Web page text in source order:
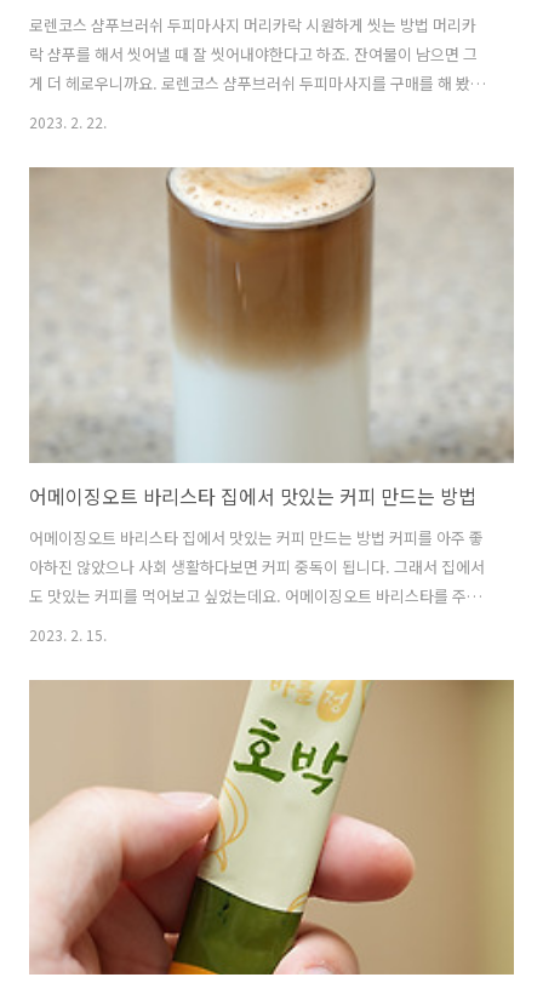
로렌코스 샴푸브러쉬 두피마사지 머리카락 시원하게 씻는 방법 머리카
락 샴푸를 해서 씻어낼 때 잘 씻어내야한다고 하죠. 잔여물이 남으면 그
게 더 헤로우니까요. 로렌코스 샴푸브러쉬 두피마사지를 구매를 해 봤는
데요. 머리카락 시원하게 씻는 방법이라고 하고 가격도 저렴한 편이라 구
데요. 다만 로렌코스 샴푸브러쉬를 쓰면 두피에 남아 있는 샴푸나 잔여물
은 더 깨끗하게 씻겨 나갈 것 같습니다. 귤껍질에 세제를 뭍혀놓고 문질
러스 씻는 테스트를 하는것을 본적이 있는데요. 확실히 손으로 씻는것보
다 깨끗하게 씻겨나가더군요. 실리콘 재질이라 비교적 자극이 적고 시원
하게 씻어낼 수 있습니다. 실제로 머리카락을 씻으면서 써봤는데요. 두피
는 손톱으로 팍팍 긁으면 ..
2023. 2. 22.
어메이징오트 바리스타 집에서 맛있는 커피 만드는 방법
어메이징오트 바리스타 집에서 맛있는 커피 만드는 방법 커피를 아주 좋
아하진 않았으나 사회 생활하다보면 커피 중독이 됩니다. 그래서 집에서
도 맛있는 커피를 먹어보고 싶었는데요. 어메이징오트 바리스타를 주문
을 해 봤습니다. 귀리 우유가 몸에 좋다고 해서 검색하다가 알게된건데
다. 우유랑 커피랑 같이 쓰면 좋으나 유당블내증이 있는 분들은 꼭 라떼
를 먹고 난 뒤 배가 아프거나 더부룩한 분들이 있을겁니다. 그때 귀리 우
유를 쓰면 좋습니다. 저도 밖에서 커피 사먹을 때면 식사 바로 후에는 안
먹는 편이었는데요. 먹으면 꼭 배가 아팠거든요. 근데 스타벅스에서 최근
에 먹을 때 우유대신 귀리우유를 선택했더니 배가 안아프더군요. 그래서
구매했습니다. 직접 ..
2023. 2. 15.